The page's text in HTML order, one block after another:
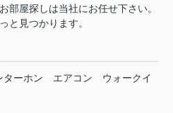
部屋探しは当社にお任せ下さい。
と見つかります。
ターホン エアコン
ウォークイ